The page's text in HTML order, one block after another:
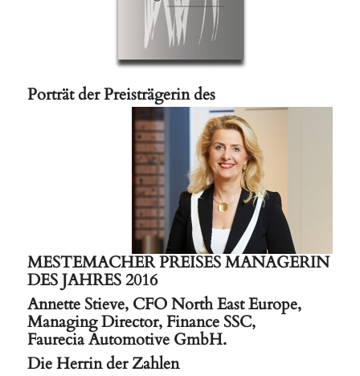
Porträt der Preisträgerin des
MESTEMACHER PREISES MANAGERIN
DES JAHRES 2016
Annette Stieve, CFO North East Europe,
Managing Director, Finance SSC,
Faurecia Automotive GmbH.
Die Herrin der Zahlen